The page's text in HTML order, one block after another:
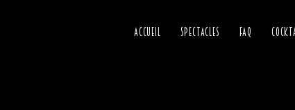
ACCUEIL SPECTACLES FAQ